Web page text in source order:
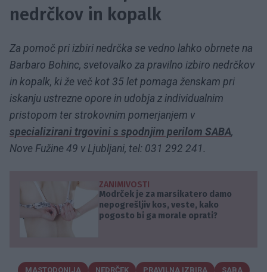
nedrčkov in kopalk
Za pomoč pri izbiri nedrčka se vedno lahko obrnete na
Barbaro Bohinc, svetovalko za pravilno izbiro nedrčkov
in kopalk, ki že več kot 35 let pomaga ženskam pri
iskanju ustrezne opore in udobja z individualnim
pristopom ter strokovnim pomerjanjem v
specializirani trgovini s spodnjim perilom SABA,
Nove Fužine 49 v Ljubljani, tel: 031 292 241.
ZANIMIVOSTI
Modrček je za marsikatero damo
nepogrešljiv kos, veste, kako
pogosto bi ga morale oprati?
MASTODONIJA NEDRČEK PRAVILNA IZBIRA
SABA